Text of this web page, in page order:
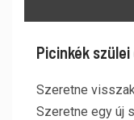
Picinkék
Szeretne
Szeretne egy új